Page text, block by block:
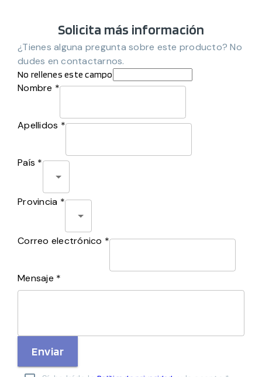
Solicita más información
¿Tienes alguna pregunta sobre este producto? No
dudes en contactarnos.
No rellenes este campo
Nombre *
Apellidos *
País *
Provincia *
Correo electrónico *
Mensaje *
Enviar